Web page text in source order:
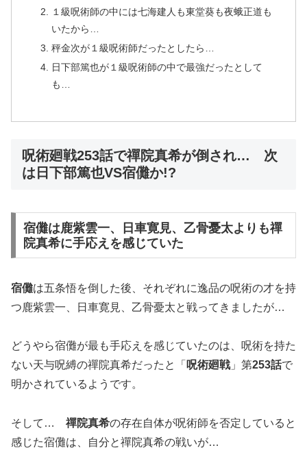
１級呪術師の中には七海建人も東堂葵も夜蛾正道も
いたから…
秤金次が１級呪術師だったとしたら…
日下部篤也が１級呪術師の中で最強だったとして
も…
呪術廻戦253話で禪院真希が倒され… 次
は日下部篤也VS宿儺か!?
宿儺は鹿紫雲一、日車寛見、乙骨憂太よりも禪
院真希に手応えを感じていた
宿儺は五条悟を倒した後、それぞれに逸品の呪術の才を持
つ鹿紫雲一、日車寛見、乙骨憂太と戦ってきましたが…
どうやら宿儺が最も手応えを感じていたのは、呪術を持た
ない天与呪縛の禪院真希だったと「 呪術廻戦」第253話で
明かされているようです。
そして… 禪院真希の存在自体が呪術師を否定していると
感じた宿儺は、自分と禪院真希の戦いが…